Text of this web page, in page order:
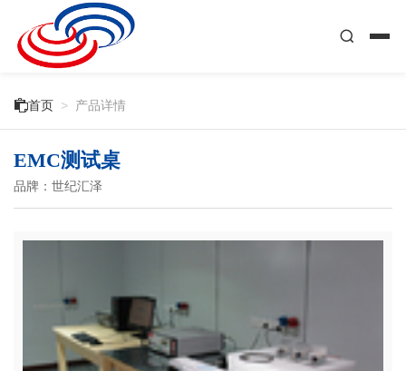
首页 > 产品详情
EMC测试桌
品牌：世纪汇泽